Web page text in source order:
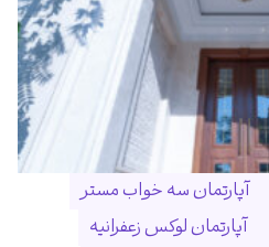
آپارتمان سه خواب مستر
آپارتمان لوکس زعفرانیه